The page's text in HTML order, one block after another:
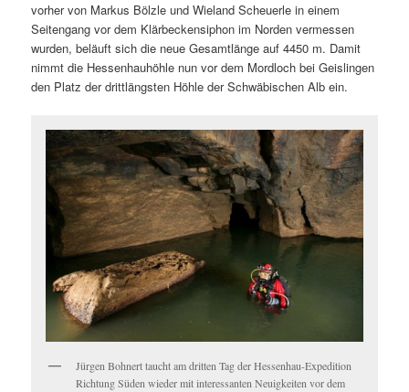
vorher von Markus Bölzle und Wieland Scheuerle in einem
Seitengang vor dem Klärbeckensiphon im Norden vermessen
wurden, beläuft sich die neue Gesamtlänge auf 4450 m. Damit
nimmt die Hessenhauhöhle nun vor dem Mordloch bei Geislingen
den Platz der drittlängsten Höhle der Schwäbischen Alb ein.
Jürgen Bohnert taucht am dritten Tag der Hessenhau-Expedition
Richtung Süden wieder mit interessanten Neuigkeiten vor dem